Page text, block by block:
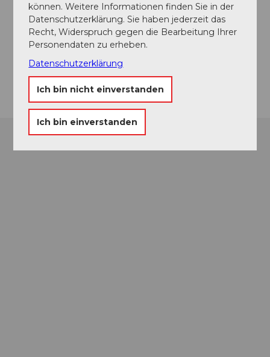
Ausserdorfstrasse 6442 Gersau
Ausserdorfstrasse
6442Gersau
Website
können. Weitere Informationen finden Sie in der
Datenschutzerklärung. Sie haben jederzeit das
Recht, Widerspruch gegen die Bearbeitung Ihrer
Personendaten zu erheben.
Datenschutzerklärung
Ich bin nicht einverstanden
Ich bin einverstanden